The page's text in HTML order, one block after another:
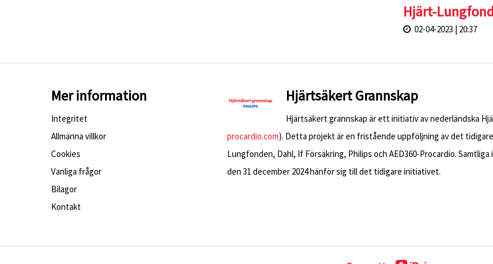
Hjärt-
02-04-2023 | 20:37
Mer information
Integritet
Allmänna villkor
Cookies
Vanliga frågor
Bilagor
Kontakt
Hjärtsäkert Grannskap
Hjärtsäkert grannskap är ett initiativ av nederländska
procardio.com). Detta projekt är en fristående uppföljning av det
Lungfonden, Dahl, If Försäkring, Philips och AED360-Procardio.
den 31 december 2024 hänför sig till det tidigare initiativet.